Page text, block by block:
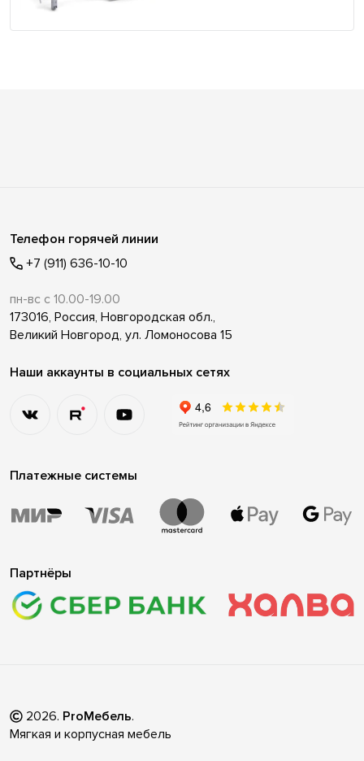
Телефон горячей линии
+7 (911) 636-10-10
пн-вс с 10.00-19.00
173016, Россия, Новгородская обл.,
Великий Новгород, ул. Ломоносова 15
Наши аккаунты в социальных сетях
Платежные системы
Партнёры
2026. ProМебель.
Мягкая и корпусная мебель